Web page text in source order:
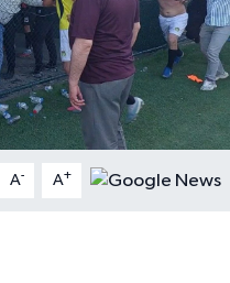
A- A+